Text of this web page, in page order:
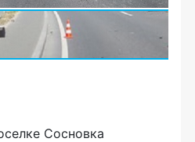
Сосновка